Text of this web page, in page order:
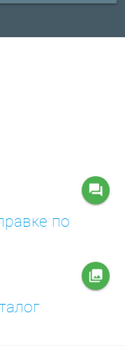
question_answer
по
collections